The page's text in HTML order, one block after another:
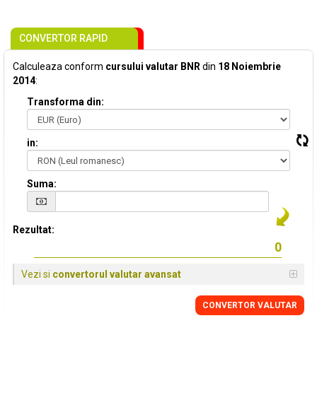
CONVERTOR RAPID
Calculeaza conform cursului valutar BNR din 18 Noiembrie
2014:
Transforma din:
in:
Suma:
Rezultat:
Vezi si convertorul valutar avansat
CONVERTOR VALUTAR